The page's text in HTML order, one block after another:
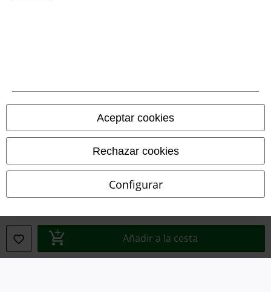
Aceptar cookies
Rechazar cookies
Configurar
Añadir a la cesta
Eliminación de residuos y protección del medioambiente
Declaración de Conformidad
Información sobre accesibilidad
Configuración Cookies
Cancelar pedido